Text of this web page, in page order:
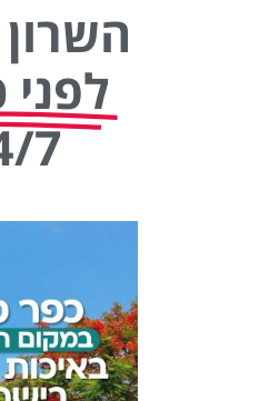
לפני
7